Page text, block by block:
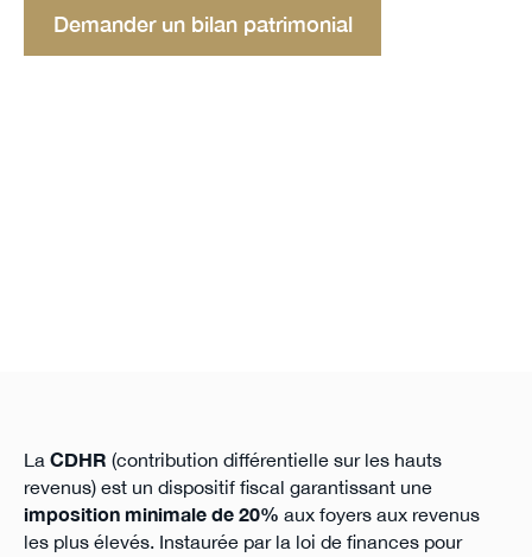
Demander un bilan patrimonial
La CDHR (contribution différentielle sur les hauts
revenus) est un dispositif fiscal garantissant une
imposition minimale de 20% aux foyers aux revenus
les plus élevés. Instaurée par la loi de finances pour